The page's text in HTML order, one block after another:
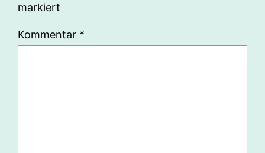
markiert
Kommentar *